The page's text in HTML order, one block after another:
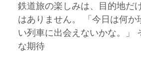
鉄道旅の楽しみは、目的地だ
はありません。 「今日は何か
い列車に出会えないかな。」
な期待